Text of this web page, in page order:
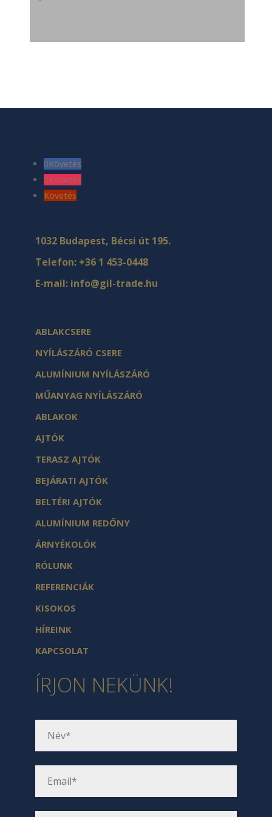
Követés
Követés
Követés
1032 Budapest, Bécsi út 195.
Telefon: +36 1 453-0448
E-mail: info@gil-trade.hu
ABLAKCSERE
NYÍLÁSZÁRÓ CSERE
ALUMÍNIUM NYÍLÁSZÁRÓ
MŰANYAG NYÍLÁSZÁRÓ
ABLAKOK
AJTÓK
TERASZ AJTÓK
BEJÁRATI AJTÓK
BELTÉRI AJTÓK
ALUMÍNIUM REDŐNY
ÁRNYÉKOLÓK
RÓLUNK
REFERENCIÁK
KISOKOS
HÍREINK
KAPCSOLAT
ÍRJON NEKÜNK!